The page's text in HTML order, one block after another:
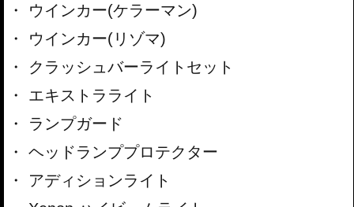
ウインカー(ケラーマン)
ウインカー(リゾマ)
クラッシュバーライトセット
エキストラライト
ランプガード
ヘッドランププロテクター
アディションライト